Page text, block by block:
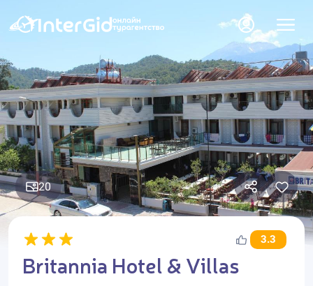
20
3.3
Britannia Hotel & Villas